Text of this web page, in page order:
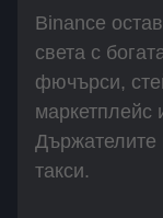
Binance
света с
фючърси,
маркетплейс
Държателите
такси.